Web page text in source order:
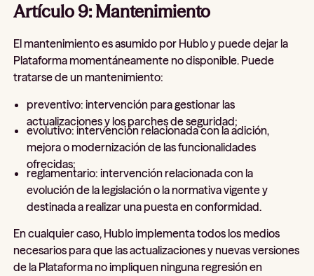
Artículo 9: Mantenimiento
El mantenimiento es asumido por Hublo y puede dejar la
Plataforma momentáneamente no disponible. Puede
tratarse de un mantenimiento:
preventivo: intervención para gestionar las
actualizaciones y los parches de seguridad;
evolutivo: intervención relacionada con la adición,
mejora o modernización de las funcionalidades
ofrecidas;
reglamentario: intervención relacionada con la
evolución de la legislación o la normativa vigente y
destinada a realizar una puesta en conformidad.
En cualquier caso, Hublo implementa todos los medios
necesarios para que las actualizaciones y nuevas versiones
de la Plataforma no impliquen ninguna regresión en